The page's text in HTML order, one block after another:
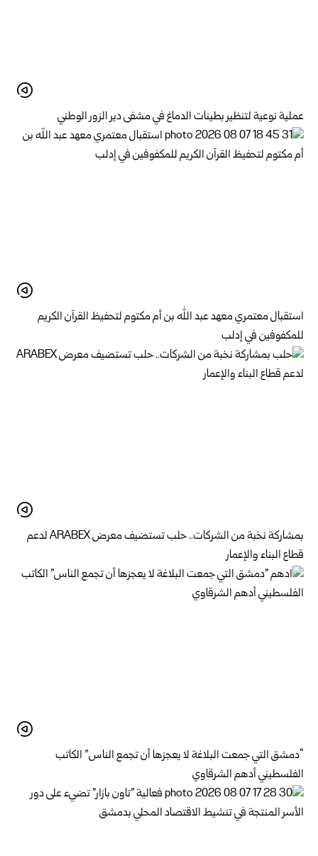
عملية نوعية لتنظير بطينات الدماغ في مشفى دير الزور الوطني
استقبال معتمري معهد عبد الله بن أم مكتوم لتحفيظ القرآن الكريم
للمكفوفين في إدلب
بمشاركة نخبة من الشركات.. حلب تستضيف معرض ARABEX لدعم
قطاع البناء والإعمار
“دمشق التي جمعت البلاغة لا يعجزها أن تجمع الناس” الكاتب
الفلسطيني أدهم الشرقاوي